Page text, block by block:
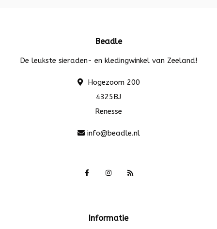
Beadle
De leukste sieraden- en kledingwinkel van Zeeland!
Hogezoom 200
4325BJ
Renesse
info@beadle.nl
Informatie